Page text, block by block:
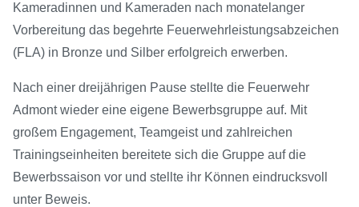
Kameradinnen und Kameraden nach monatelanger
Vorbereitung das begehrte Feuerwehrleistungsabzeichen
(FLA) in Bronze und Silber erfolgreich erwerben.
Nach einer dreijährigen Pause stellte die Feuerwehr
Admont wieder eine eigene Bewerbsgruppe auf. Mit
großem Engagement, Teamgeist und zahlreichen
Trainingseinheiten bereitete sich die Gruppe auf die
Bewerbssaison vor und stellte ihr Können eindrucksvoll
unter Beweis.